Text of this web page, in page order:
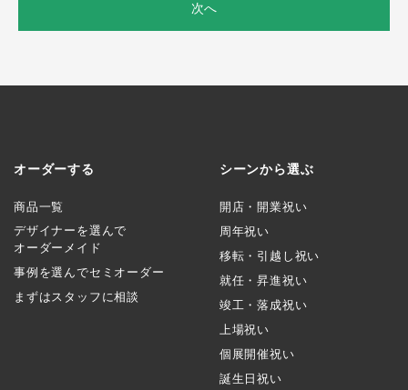
次へ
オーダーする
商品一覧
デザイナーを選んで
オーダーメイド
事例を選んでセミオーダー
まずはスタッフに相談
シーンから選ぶ
開店・開業祝い
周年祝い
移転・引越し祝い
就任・昇進祝い
竣工・落成祝い
上場祝い
個展開催祝い
誕生日祝い